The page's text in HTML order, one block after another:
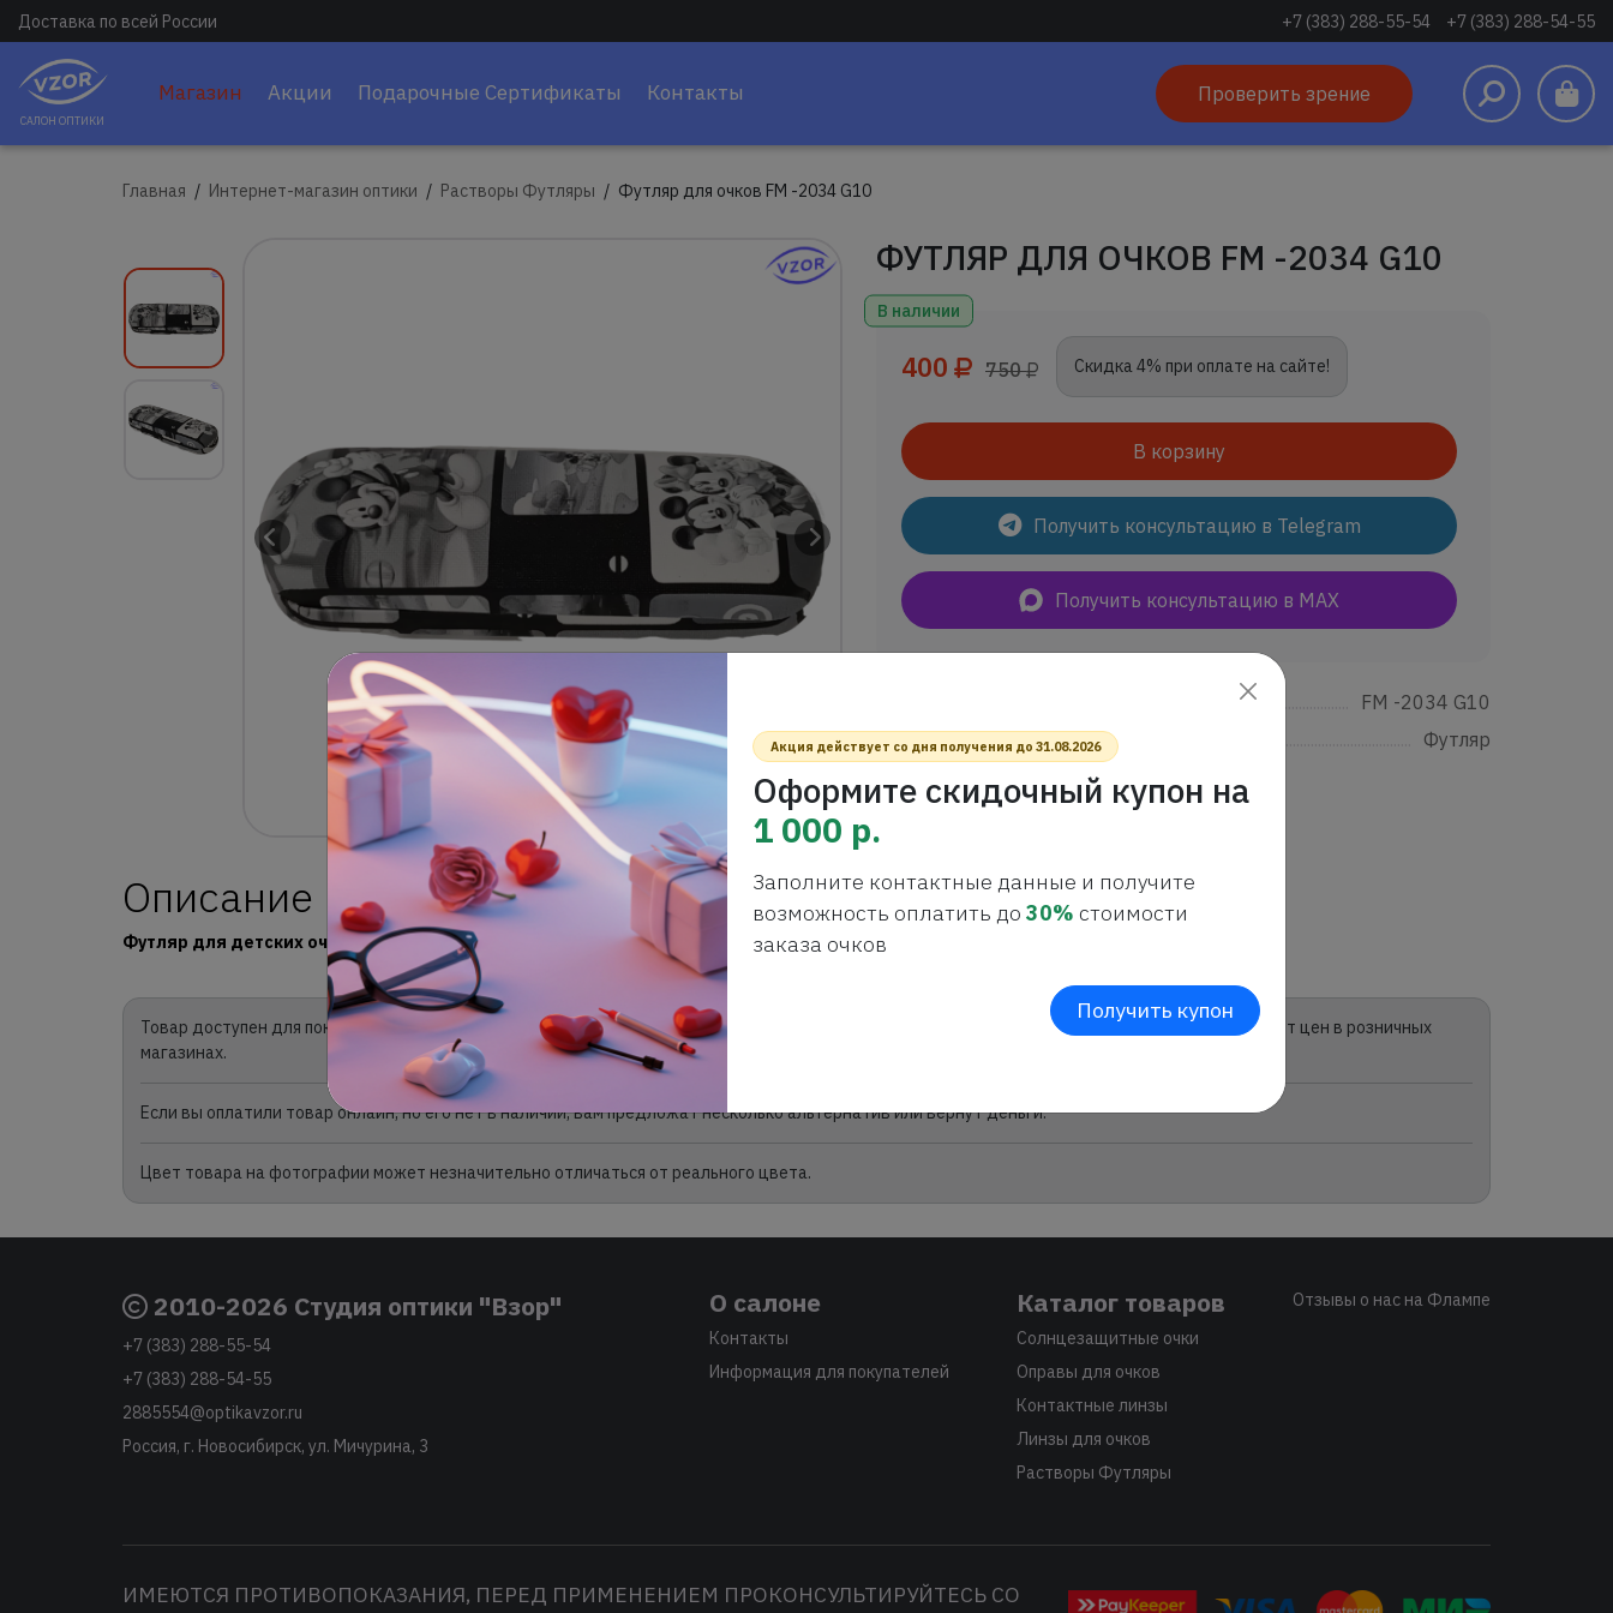
Доставка по всей России +7 (383) 288-55-54 +7 (383) 288-54-55
САЛОН ОПТИКИ
Магазин Акции Подарочные Сертификаты Контакты Проверить зрение
Главная Интернет-магазин оптики Растворы Футляры Футляр для очков FM -2034 G10
Описание
Футляр для детских очков , материал экокожа, цвет чёрно- белый рисунок
ФУТЛЯР ДЛЯ ОЧКОВ FM -2034 G10
В наличии
400 750 Скидка 4% при оплате на сайте!
В корзину
Получить консультацию в Telegram
Получить консультацию в MAX
FM -2034 G10
Бренд
Футляр
Товар доступен для покупки в интернет-магазине. Обратите внимание, что цена указана только для интернет-магазина и может отличаться от цен в розничных
магазинах.
Если вы оплатили товар онлайн, но его нет в наличии, вам предложат несколько альтернатив или вернут деньги.
Цвет товара на фотографии может незначительно отличаться от реального цвета.
2010-2026 Студия оптики "Взор"
+7 (383) 288-55-54
+7 (383) 288-54-55
2885554@optikavzor.ru
Россия, г. Новосибирск, ул. Мичурина, 3
О салоне
Контакты
Информация для покупателей
Каталог товаров
Солнцезащитные очки
Оправы для очков
Контактные линзы
Линзы для очков
Растворы Футляры
Отзывы о нас на Флампе
ИМЕЮТСЯ ПРОТИВОПОКАЗАНИЯ, ПЕРЕД ПРИМЕНЕНИЕМ ПРОКОНСУЛЬТИРУЙТЕСЬ СО
Акция действует со дня получения до 31.08.2026
Оформите скидочный купон на
1 000 р.
Заполните контактные данные и получите
возможность оплатить до 30% стоимости
заказа очков
Получить купон